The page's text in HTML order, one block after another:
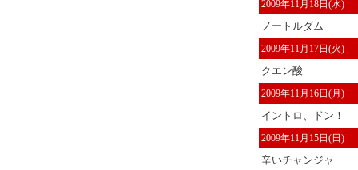
2009年11月18日(水)
ノートルダム
2009年11月17日(火)
クエン酸
2009年11月16日(月)
イントロ、ドン！
2009年11月15日(日)
辛いチャンジャ